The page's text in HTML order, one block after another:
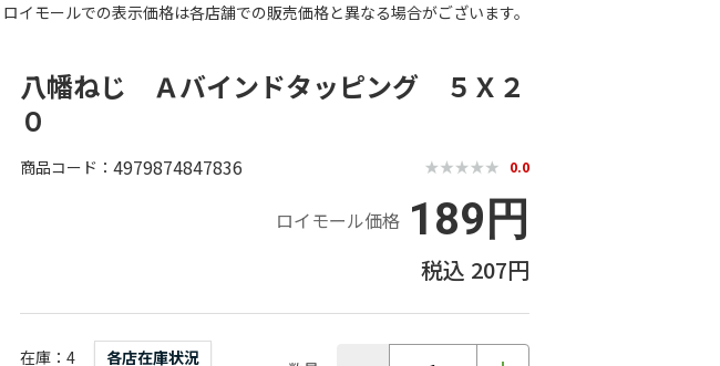
ロイモールでの表示価格は各店舗での販売価格と異なる場合がございます。
八幡ねじ Ａバインドタッピング ５Ｘ２
０
商品コード 4979874847836 0.0
ロイモール価格 189円
207円
在庫 4 各店在庫状況